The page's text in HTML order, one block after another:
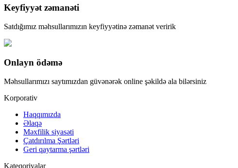
Keyfiyyət zəmanəti
Satdığımız məhsullarımızın keyfiyyətinə zəmanət veririk
Onlayn ödəmə
Məhsullarımızı saytımızdan güvənərək online şəkildə ala bilərsiniz
Korporativ
Haqqımızda
Əlaqə
Məxfilik siyasəti
Çatdırılma Şərtləri
Geri qaytarma şərtləri
Kateqoriyalar